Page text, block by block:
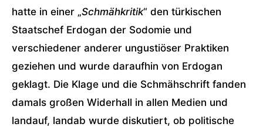
hatte in einer „Schmähkritik“ den türkischen
Staatschef Erdogan der Sodomie und
verschiedener anderer ungustiöser Praktiken
geziehen und wurde daraufhin von Erdogan
geklagt. Die Klage und die Schmähschrift fanden
damals großen Widerhall in allen Medien und
landauf, landab wurde diskutiert, ob politische